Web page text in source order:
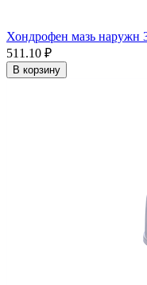
Хондрофен мазь наружн
511.10 ₽
В корзину